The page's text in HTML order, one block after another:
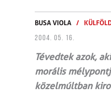
BUSA VIOLA /
2004. 05. 16.
Tévedtek azok,
morális
közelmúltban